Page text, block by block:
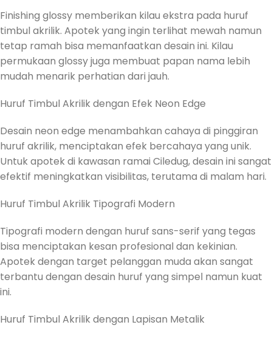
Finishing glossy memberikan kilau ekstra pada huruf
timbul akrilik. Apotek yang ingin terlihat mewah namun
tetap ramah bisa memanfaatkan desain ini. Kilau
permukaan glossy juga membuat papan nama lebih
mudah menarik perhatian dari jauh.
Huruf Timbul Akrilik dengan Efek Neon Edge
Desain neon edge menambahkan cahaya di pinggiran
huruf akrilik, menciptakan efek bercahaya yang unik.
Untuk apotek di kawasan ramai Ciledug, desain ini sangat
efektif meningkatkan visibilitas, terutama di malam hari.
Huruf Timbul Akrilik Tipografi Modern
Tipografi modern dengan huruf sans-serif yang tegas
bisa menciptakan kesan profesional dan kekinian.
Apotek dengan target pelanggan muda akan sangat
terbantu dengan desain huruf yang simpel namun kuat
ini.
Huruf Timbul Akrilik dengan Lapisan Metalik